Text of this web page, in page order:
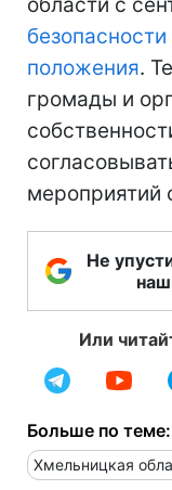
положения.
громады и
мероприятий
Не
Или
Больше по теме:
Хмельницкая